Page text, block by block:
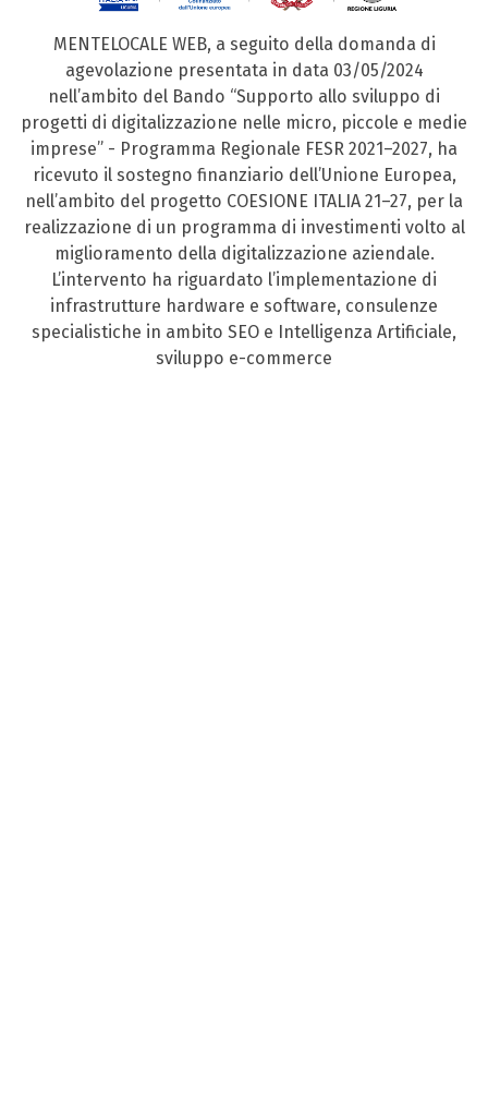
MENTELOCALE WEB, a seguito della domanda di
agevolazione presentata in data 03/05/2024
nell’ambito del Bando “Supporto allo sviluppo di
progetti di digitalizzazione nelle micro, piccole e medie
imprese” - Programma Regionale FESR 2021–2027, ha
ricevuto il sostegno finanziario dell’Unione Europea,
nell’ambito del progetto COESIONE ITALIA 21–27, per la
realizzazione di un programma di investimenti volto al
miglioramento della digitalizzazione aziendale.
L’intervento ha riguardato l’implementazione di
infrastrutture hardware e software, consulenze
specialistiche in ambito SEO e Intelligenza Artificiale,
sviluppo e-commerce